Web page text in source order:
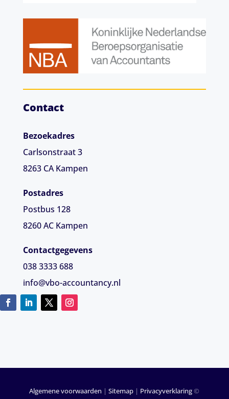
Contact
Bezoekadres
Carlsonstraat 3
8263 CA Kampen
Postadres
Postbus 128
8260 AC Kampen
Contactgegevens
038 3333 688
info@vbo-accountancy.nl
Algemene voorwaarden |Sitemap | Privacyverklaring©